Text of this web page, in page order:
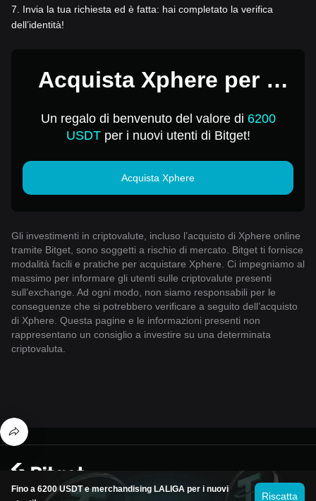
7
Invia la tua richiesta ed è fatta: hai completato la verifica
dell’identità!
Acquista Xphere per 1
Un regalo di benvenuto del valore di 6200
USDTper i nuovi utenti di Bitget!
Acquista Xphere
Gli investimenti in criptovalute, incluso l’acquisto di Xphere online
tramite Bitget, sono soggetti a rischio di mercato. Bitget ti fornisce
modalità facili e pratiche per acquistare Xphere. Ci impegniamo al
massimo per informare gli utenti sulle criptovalute presenti
sull’exchange. Ad ogni modo, non siamo responsabili per le
conseguenze che si potrebbero verificare a seguito dell’acquisto
di Xphere. Questa pagine e le informazioni presenti non
rappresentano un consiglio a investire su una determinata
criptovaluta.
Fino a 6200 USDT e merchandising LALIGA per i nuovi
Riscatta
© 2026 Bitget